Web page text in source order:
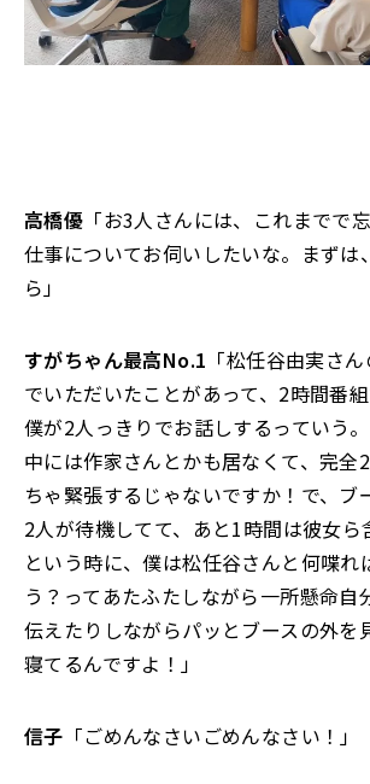
高橋優 「お3人さんには、これまでで
仕事についてお伺いしたいな。まずは
ら」
すがちゃん最高No.1 「松任谷由実さ
でいただいたことがあって、2時間番
僕が2人っきりでお話しするっていう
中には作家さんとかも居なくて、完全
ちゃ緊張するじゃないですか！で、ブ
2人が待機してて、あと1時間は彼女ら
という時に、僕は松任谷さんと何喋れ
う？ってあたふたしながら一所懸命自
伝えたりしながらパッとブースの外を
寝てるんですよ！」
信子 「ごめんなさいごめんなさい！」